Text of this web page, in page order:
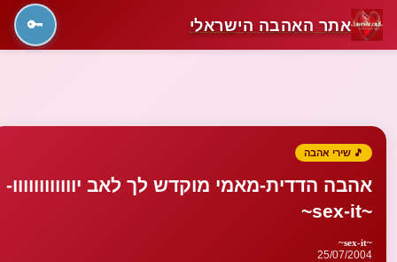
אתר האהבה הישראלי 🔑
🎵 שירי אהבה
אהבה הדדית-מאמי מוקדש לך לאב יוווווווווווו-
~sex-it~
~sex-it~
25/07/2004